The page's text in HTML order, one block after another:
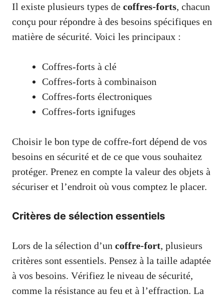
Il existe plusieurs types de coffres-forts, chacun
conçu pour répondre à des besoins spécifiques en
matière de sécurité. Voici les principaux :
Coffres-forts à clé
Coffres-forts à combinaison
Coffres-forts électroniques
Coffres-forts ignifuges
Choisir le bon type de coffre-fort dépend de vos
besoins en sécurité et de ce que vous souhaitez
protéger. Prenez en compte la valeur des objets à
sécuriser et l’endroit où vous comptez le placer.
Critères de sélection essentiels
Lors de la sélection d’un coffre-fort, plusieurs
critères sont essentiels. Pensez à la taille adaptée
à vos besoins. Vérifiez le niveau de sécurité,
comme la résistance au feu et à l’effraction. La